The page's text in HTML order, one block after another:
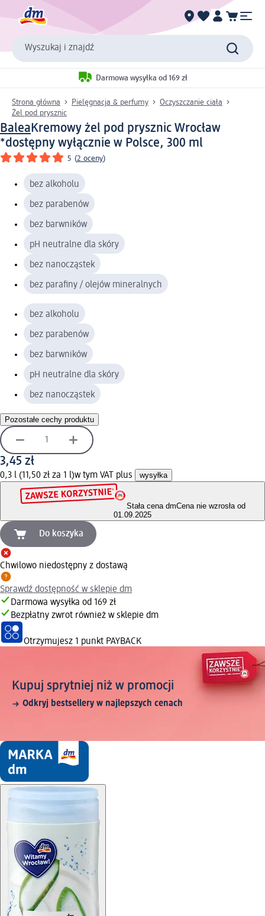
Wyszukaj i znajdź
Darmowa wysyłka od 169 zł
Strona główna Pielęgnacja & perfumy
Oczyszczanie ciała
Żel pod prysznic
Balea Kremowy żel pod prysznic Wrocław
*dostępny wyłącznie w Polsce, 300 ml
5 (2 oceny)
bez alkoholu
bez parabenów
bez barwników
pH neutralne dla skóry
bez nanocząstek
bez parafiny / olejów mineralnych
bez alkoholu
bez parabenów
bez barwników
pH neutralne dla skóry
bez nanocząstek
Pozostałe cechy produktu
3,45 zł
0,3 l (11,50 zł za 1 l)w tym VAT plus wysyłka
Stała cena dmCena nie wzrosła od
01.09.2025
Do koszyka
Chwilowo niedostępny z dostawą
Sprawdź dostępność w sklepie dm
Darmowa wysyłka od 169 zł
Bezpłatny zwrot również w sklepie dm
Otrzymujesz 1 punkt PAYBACK
Kupuj sprytniej niż w promocji
Odkryj bestsellery w najlepszych cenach